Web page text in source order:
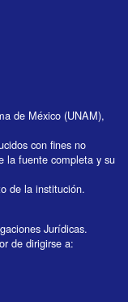
de México (UNAM),
con fines no
la fuente completa y su
de la institución.
Jurídicas.
de dirigirse a: